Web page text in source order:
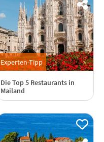
Experten-Tipp
Die Top 5 Restaurants in
Mailand